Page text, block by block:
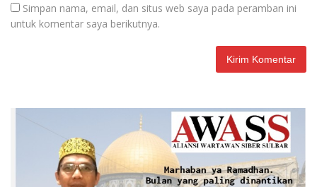
Simpan nama, email, dan situs web saya pada peramban ini
untuk komentar saya berikutnya.